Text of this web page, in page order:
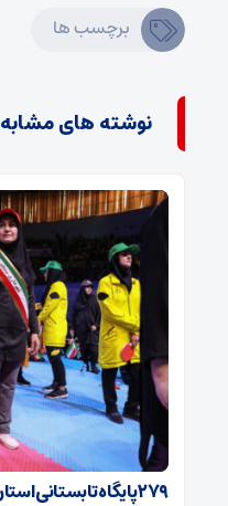
برچسب ها
نوشته های مشابه